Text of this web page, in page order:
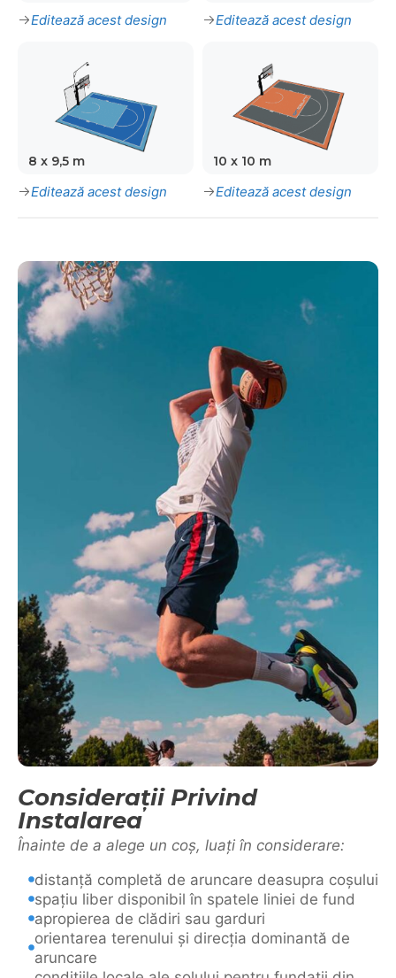
Editează acest design Editează acest design
8 x 9,5 m
Editează acest design
10 x 10 m
Editează acest design
Considerații Privind
Instalarea
Înainte de a alege un coș, luați în considerare:
distanță completă de aruncare deasupra coșului
spațiu liber disponibil în spatele liniei de fund
apropierea de clădiri sau garduri
orientarea terenului și direcția dominantă de
aruncare